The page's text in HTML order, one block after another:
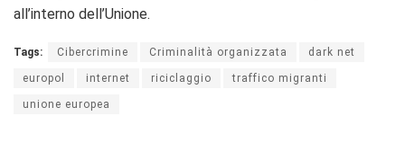
all’interno dell’Unione.
Tags: Cibercrimine Criminalità organizzata dark net
europol internet riciclaggio traffico migranti
unione europea